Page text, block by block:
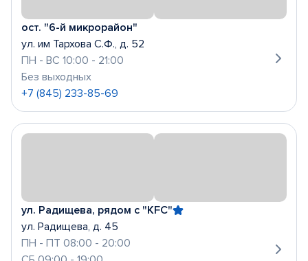
ост. "6-й микрорайон"
ул. им Тархова С.Ф., д. 52
ПН - ВС 10:00 - 21:00
Без выходных
+7 (845) 233-85-69
ул. Радищева, рядом с "KFC"
ул. Радищева, д. 45
ПН - ПТ 08:00 - 20:00